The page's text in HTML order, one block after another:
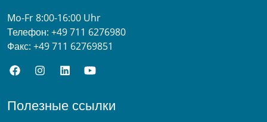
Mo-Fr 8:00-16:00 Uhr
Телефон: +49 711 6276980
Факс: +49 711 62769851
Полезные ссылки